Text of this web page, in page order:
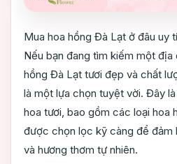
Mua hoa hồng Đà Lạt ở đâu uy
Nếu bạn đang tìm kiếm một địa
hồng Đà Lạt tươi đẹp và chất
là một lựa chọn tuyệt vời. Đây
hoa tươi, bao gồm các loại hoa
được chọn lọc kỹ càng để đảm
và hương thơm tự nhiên.